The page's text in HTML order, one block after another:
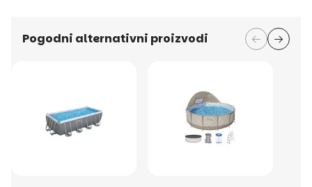
Pogodni alternativni proizvodi